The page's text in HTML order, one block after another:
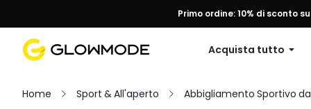
Primo ordine: 10% di sconto
Acquista tutto
Home Sport & All'aperto Abbigliamento Sportivo